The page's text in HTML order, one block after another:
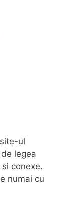
ul
legea
conexe.
numai cu